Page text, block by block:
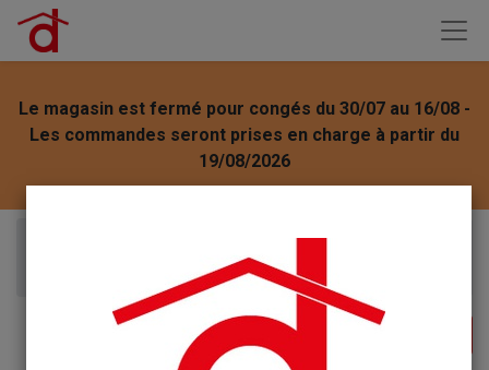
Le magasin est fermé pour congés du 30/07 au 16/08 -
Les commandes seront prises en charge à partir du
19/08/2026
Nuncas Lavage Soin Voilages 750ml Lava Tende 1